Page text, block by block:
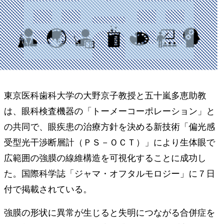
東京医科歯科大学の大野京子教授と五十嵐多恵助教
は、眼科検査機器の「トーメーコーポレーション」と
の共同で、眼疾患の治療方針を決める新技術「偏光感
受型光干渉断層計（ＰＳ－ＯＣＴ）」により生体眼で
広範囲の強膜の線維構造を可視化することに成功し
た。国際科学誌「ジャマ・オフタルモロジー」に７日
付で掲載されている。
強膜の形状に異常が生じると失明につながる合併症を